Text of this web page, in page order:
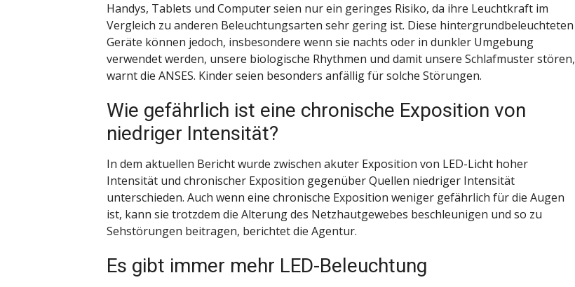
Handys, Tablets und Computer seien nur ein geringes Risiko, da ihre Leuchtkraft im
Vergleich zu anderen Beleuchtungsarten sehr gering ist. Diese hintergrundbeleuchteten
Geräte können jedoch, insbesondere wenn sie nachts oder in dunkler Umgebung
verwendet werden, unsere biologische Rhythmen und damit unsere Schlafmuster stören,
warnt die ANSES. Kinder seien besonders anfällig für solche Störungen.
Wie gefährlich ist eine chronische Exposition von
niedriger Intensität?
In dem aktuellen Bericht wurde zwischen akuter Exposition von LED-Licht hoher
Intensität und chronischer Exposition gegenüber Quellen niedriger Intensität
unterschieden. Auch wenn eine chronische Exposition weniger gefährlich für die Augen
ist, kann sie trotzdem die Alterung des Netzhautgewebes beschleunigen und so zu
Sehstörungen beitragen, berichtet die Agentur.
Es gibt immer mehr LED-Beleuchtung